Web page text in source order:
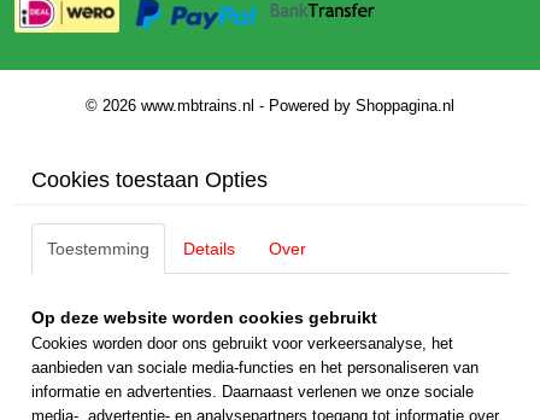
© 2026 www.mbtrains.nl - Powered by Shoppagina.nl
Cookies toestaan Opties
Toestemming Details Over
Op deze website worden cookies gebruikt
Cookies worden door ons gebruikt voor verkeersanalyse, het
aanbieden van sociale media-functies en het personaliseren van
informatie en advertenties. Daarnaast verlenen we onze sociale
media-, advertentie- en analysepartners toegang tot informatie over